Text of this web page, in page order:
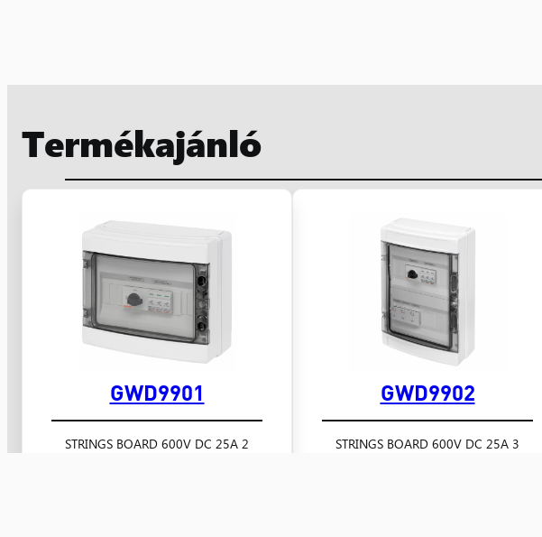
Termékajánló
GWD9902
3 STRINGS BOARD 600V DC 25A
GWD9901
2 STRINGS BOARD 600V DC 25A